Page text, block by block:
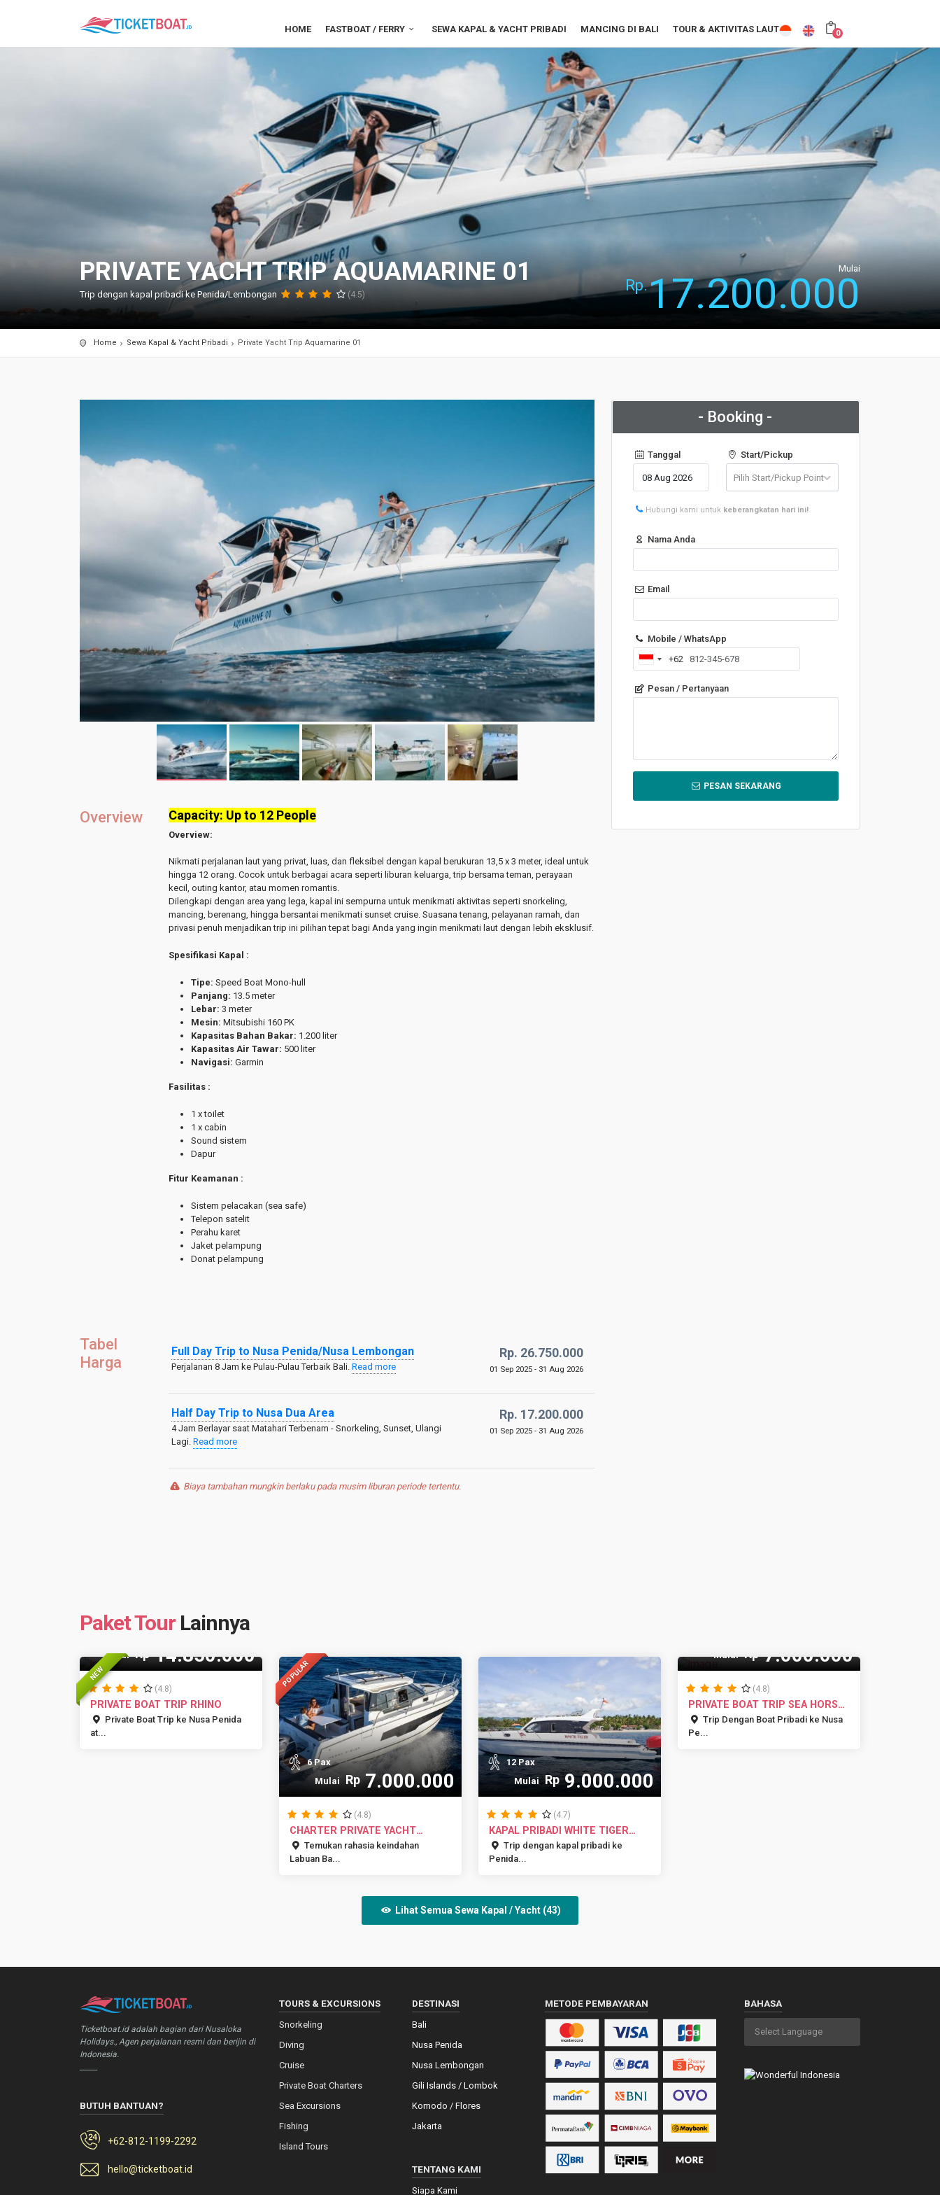
HOME FASTBOAT / FERRY SEWA KAPAL & YACHT PRIBADI MANCING DI BALI TOUR & AKTIVITAS LAUT 0
PRIVATE YACHT TRIP AQUAMARINE 01
Trip dengan kapal pribadi ke Penida/Lembongan (4.5)
Mulai
Rp.17.200.000
Home Sewa Kapal & Yacht Pribadi Private Yacht Trip Aquamarine 01
Overview Capacity: Up to 12 People
Overview:
Nikmati perjalanan laut yang privat, luas, dan fleksibel dengan kapal berukuran 13,5 x 3 meter, ideal untuk
hingga 12 orang. Cocok untuk berbagai acara seperti liburan keluarga, trip bersama teman, perayaan
kecil, outing kantor, atau momen romantis.
Dilengkapi dengan area yang lega, kapal ini sempurna untuk menikmati aktivitas seperti snorkeling,
mancing, berenang, hingga bersantai menikmati sunset cruise. Suasana tenang, pelayanan ramah, dan
privasi penuh menjadikan trip ini pilihan tepat bagi Anda yang ingin menikmati laut dengan lebih eksklusif.
Spesifikasi Kapal :
Tipe: Speed Boat Mono-hull
Panjang: 13.5 meter
Lebar: 3 meter
Mesin: Mitsubishi 160 PK
Kapasitas Bahan Bakar: 1.200 liter
Kapasitas Air Tawar: 500 liter
Navigasi: Garmin
Fasilitas :
1 x toilet
1 x cabin
Sound sistem
Dapur
Fitur Keamanan :
Sistem pelacakan (sea safe)
Telepon satelit
Perahu karet
Jaket pelampung
Donat pelampung
Tabel
Harga
Full Day Trip to Nusa Penida/Nusa Lembongan
Perjalanan 8 Jam ke Pulau-Pulau Terbaik Bali. Read more
Rp. 26.750.000
01 Sep 2025 - 31 Aug 2026
Half Day Trip to Nusa Dua Area
4 Jam Berlayar saat Matahari Terbenam - Snorkeling, Sunset, Ulangi
Lagi. Read more
Rp. 17.200.000
01 Sep 2025 - 31 Aug 2026
Biaya tambahan mungkin berlaku pada musim liburan periode tertentu.
- Booking -
Tanggal Start/Pickup
Hubungi kami untuk keberangkatan hari ini!
Nama Anda
Email
Mobile / WhatsApp
Indonesia
+62
+62
Pesan / Pertanyaan
PESAN SEKARANG
Paket Tour Lainnya
NEW
Mulai Rp14.850.000
(4.8)
PRIVATE BOAT TRIP RHINO
Private Boat Trip ke Nusa Penida
at...
POPULAR
6 Pax
Mulai
Rp7.000.000
(4.8)
CHARTER PRIVATE YACHT
SALAYA LABU...
Temukan rahasia keindahan
Labuan Ba...
12 Pax
Mulai Rp9.000.000
(4.7)
KAPAL PRIBADI WHITE TIGER
DARI NU...
Trip dengan kapal pribadi ke
Penida...
Mulai Rp7.000.000
(4.8)
PRIVATE BOAT TRIP SEA HORSE
II
Trip Dengan Boat Pribadi ke Nusa
Pe...
Lihat Semua Sewa Kapal / Yacht (43)
Ticketboat.id adalah bagian dari Nusaloka
Holidays., Agen perjalanan resmi dan berijin di
Indonesia.
BUTUH BANTUAN?
+62-812-1199-2292
hello@ticketboat.id
TOURS & EXCURSIONS
Snorkeling
Diving
Cruise
Private Boat Charters
Sea Excursions
Fishing
Island Tours
DESTINASI
Bali
Nusa Penida
Nusa Lembongan
Gili Islands / Lombok
Komodo / Flores
Jakarta
TENTANG KAMI
Siapa Kami
METODE PEMBAYARAN BAHASA